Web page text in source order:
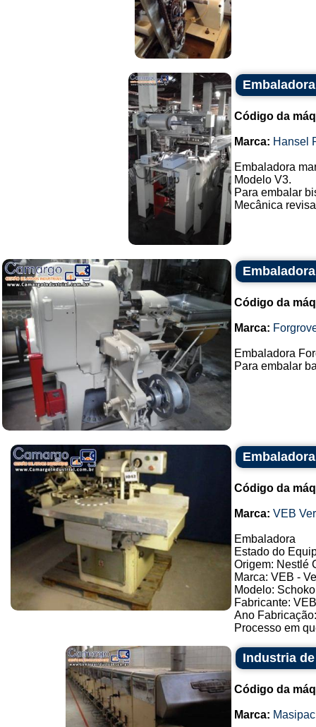
Código da
Marca: Hansel
Embaladora
Modelo V3.
Para embalar
Mecânica
Código da
Marca:
Embaladora
Para embalar
Código da
Marca: VEB
Embaladora
Estado do
Origem: Nestlé
Marca: VEB -
Modelo:
Fabricante:
Ano
Processo em
Industria
Código da
Marca: